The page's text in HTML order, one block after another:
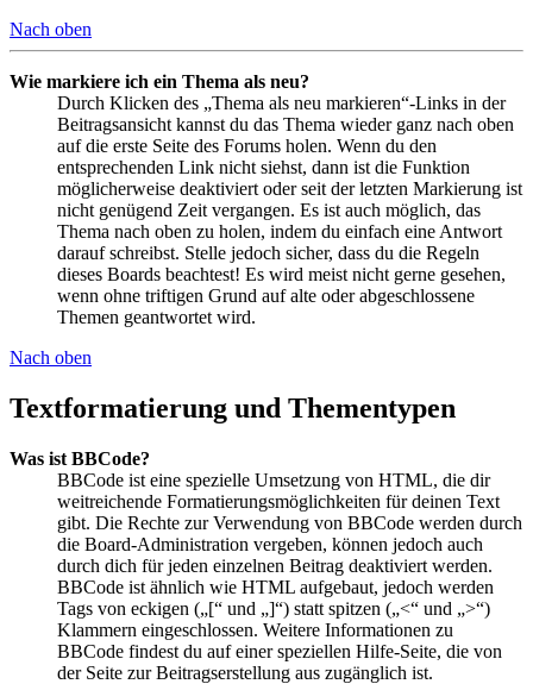
Nach oben
Wie markiere ich ein Thema als neu?
Durch Klicken des „Thema als neu markieren“-Links in der
Beitragsansicht kannst du das Thema wieder ganz nach oben
auf die erste Seite des Forums holen. Wenn du den
entsprechenden Link nicht siehst, dann ist die Funktion
möglicherweise deaktiviert oder seit der letzten Markierung ist
nicht genügend Zeit vergangen. Es ist auch möglich, das
Thema nach oben zu holen, indem du einfach eine Antwort
darauf schreibst. Stelle jedoch sicher, dass du die Regeln
dieses Boards beachtest! Es wird meist nicht gerne gesehen,
wenn ohne triftigen Grund auf alte oder abgeschlossene
Themen geantwortet wird.
Nach oben
Textformatierung und Thementypen
Was ist BBCode?
BBCode ist eine spezielle Umsetzung von HTML, die dir
weitreichende Formatierungsmöglichkeiten für deinen Text
gibt. Die Rechte zur Verwendung von BBCode werden durch
die Board-Administration vergeben, können jedoch auch
durch dich für jeden einzelnen Beitrag deaktiviert werden.
BBCode ist ähnlich wie HTML aufgebaut, jedoch werden
Tags von eckigen („[“ und „]“) statt spitzen („<“ und „>“)
Klammern eingeschlossen. Weitere Informationen zu
BBCode findest du auf einer speziellen Hilfe-Seite, die von
der Seite zur Beitragserstellung aus zugänglich ist.